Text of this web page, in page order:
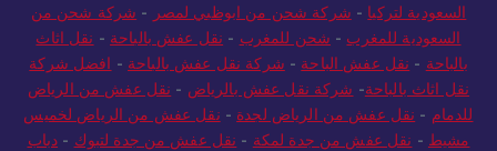
السعودية لتركيا - شركة شحن من ابوظبي لمصر - شركة شحن من
السعودية للمغرب - شحن للمغرب - نقل عفش بالباحة - نقل اثاث
بالباحة - نقل عفش الباحة - شركة نقل عفش بالباحة - افضل شركة
نقل اثاث بالباحة- شركة نقل عفش بالرياض - نقل عفش من الرياض
للدمام - نقل عفش من الرياض لجدة - نقل عفش من الرياض لخميس
مشيط - نقل عفش من جدة لمكة - نقل عفش من جدة لتبوك - دباب